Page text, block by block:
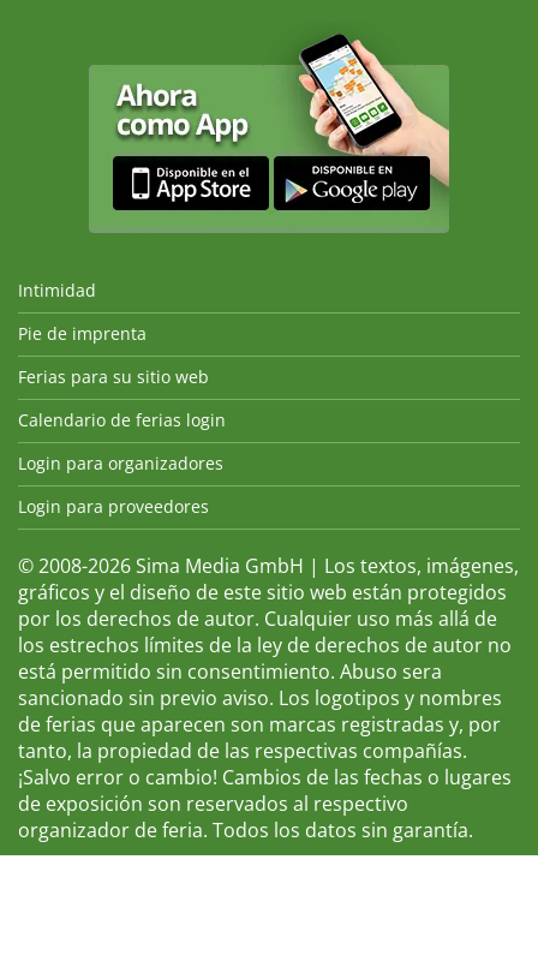
Intimidad
Pie de imprenta
Ferias para su sitio web
Calendario de ferias login
Login para organizadores
Login para proveedores
© 2008-2026 Sima Media GmbH | Los textos, imágenes,
gráficos y el diseño de este sitio web están protegidos
por los derechos de autor. Cualquier uso más allá de
los estrechos límites de la ley de derechos de autor no
está permitido sin consentimiento. Abuso sera
sancionado sin previo aviso. Los logotipos y nombres
de ferias que aparecen son marcas registradas y, por
tanto, la propiedad de las respectivas compañías.
¡Salvo error o cambio! Cambios de las fechas o lugares
de exposición son reservados al respectivo
organizador de feria. Todos los datos sin garantía.